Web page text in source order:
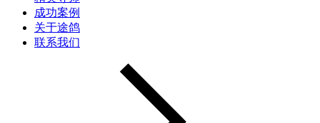
成功案例
关于途鸽
联系我们